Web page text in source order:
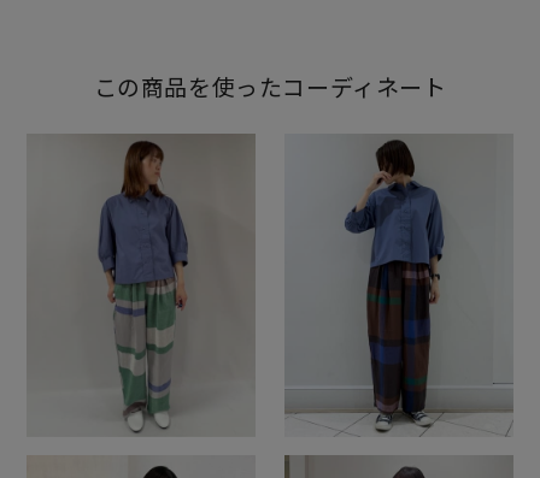
この商品を使ったコーディネート